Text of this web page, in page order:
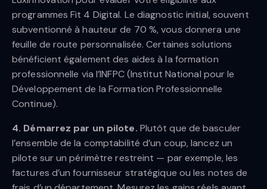
programmes Fit 4 Digital. Le diagnostic initial, souvent
subventionné à hauteur de 70 %, vous donnera une
feuille de route personnalisée. Certaines solutions
bénéficient également des aides à la formation
professionnelle via l’INFPC (Institut National pour le
Développement de la Formation Professionnelle
Continue).
4. Démarrez par un pilote. Plutôt que de basculer
l’ensemble de la comptabilité d’un coup, lancez un
pilote sur un périmètre restreint — par exemple, les
factures d’un fournisseur stratégique ou les notes de